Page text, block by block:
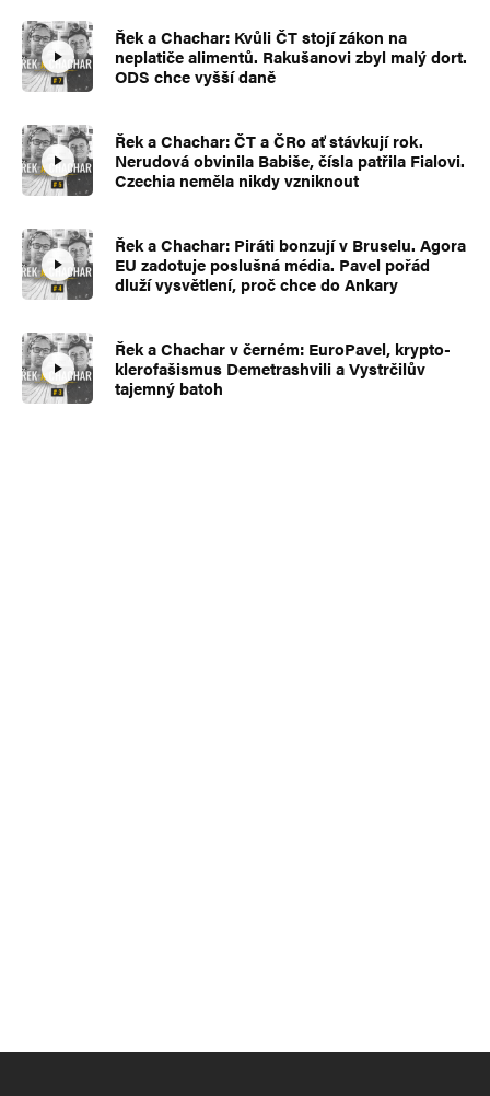
Řek a Chachar: Kvůli ČT stojí zákon na
neplatiče alimentů. Rakušanovi zbyl malý dort.
ODS chce vyšší daně
Řek a Chachar: ČT a ČRo ať stávkují rok.
Nerudová obvinila Babiše, čísla patřila Fialovi.
Czechia neměla nikdy vzniknout
Řek a Chachar: Piráti bonzují v Bruselu. Agora
EU zadotuje poslušná média. Pavel pořád
dluží vysvětlení, proč chce do Ankary
Řek a Chachar v černém: EuroPavel, krypto-
klerofašismus Demetrashvili a Vystrčilův
tajemný batoh